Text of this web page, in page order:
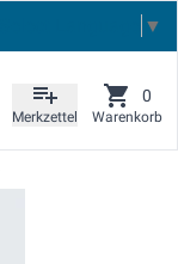
▼
Merkzettel Warenkorb
0